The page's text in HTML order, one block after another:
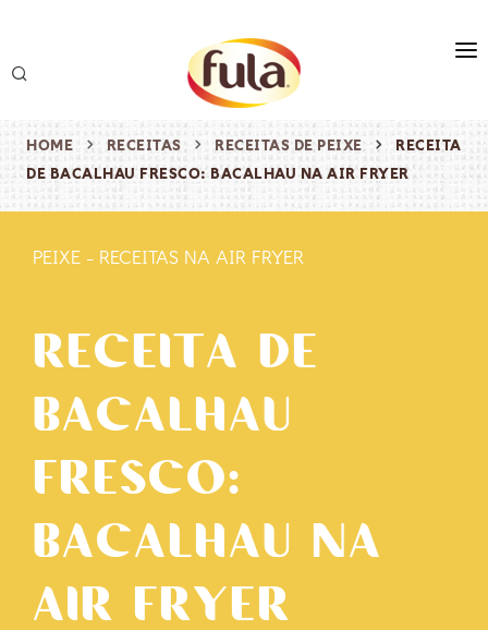
produtos
receitas
HOME RECEITAS RECEITAS DE PEIXE
RECEITA
DE BACALHAU FRESCO: BACALHAU NA AIR FRYER
PEIXE - RECEITAS NA AIR FRYER
RECEITA DE
BACALHAU
FRESCO:
BACALHAU NA
AIR FRYER